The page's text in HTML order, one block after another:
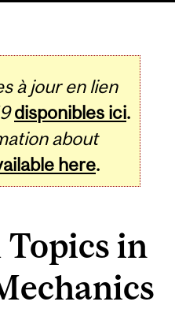
à jour en lien
disponibles ici.
about
here.
Topics in